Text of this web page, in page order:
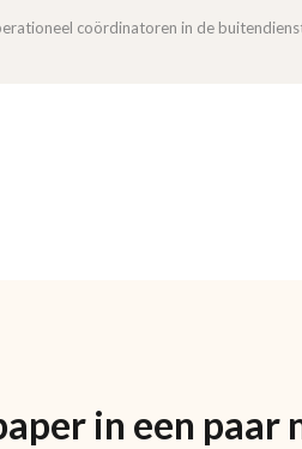
coördinatoren in de
in een paar